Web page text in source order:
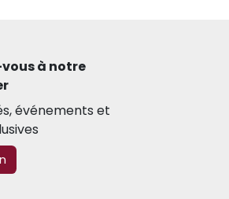
à notre
événements et